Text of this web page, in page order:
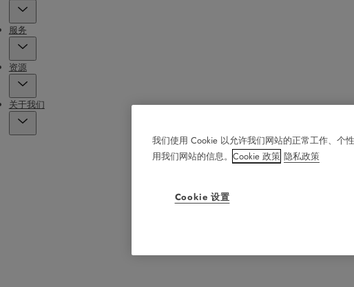
服务
资源
关于我们
我们使用 Cookie 以允许我们网站的正常工作、个
用我们网站的信息。 Cookie 政策 隐私政策
Cookie 设置